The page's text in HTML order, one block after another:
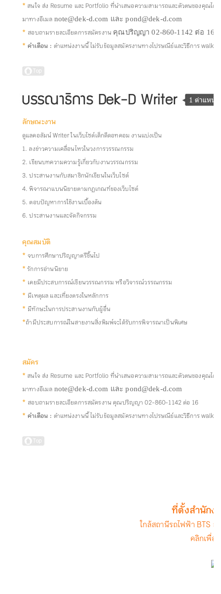
* สนใจ ส่ง Resume และ Portfolio ที่นำเสนอความสามารถและตัวตนของคุณได้
มาทางอีเมล note@dek-d.com และ pond@dek-d.com
* สอบถามรายละเอียดการสมัครงาน คุณปริญญา 02-860-1142 ต่อ 16
*คำเตือน : ตำแหน่งงานนี้ ไม่รับข้อมูลสมัครงานทางไปรษณีย์และวิธีการ walk-
ลักษณะงาน
ดูแลคอลัมน์ Writer ในเว็บไซต์เด็กดีดอทคอม งานแบ่งเป็น
1. ลงข่าวความเคลื่อนไหวในวงการวรรณกรรม
2. เขียนบทความความรู้เกี่ยวกับงานวรรณกรรม
3. ประสานงานกับสมาชิกนักเขียนในเว็บไซต์
4. พิจารณาแบนนิยายตามกฏเกณฑ์ของเว็บไซต์
5. ตอบปัญหาการใช้งานเบื้องต้น
6. ประสานงานและจัดกิจกรรม
คุณสมบัติ
*จบการศึกษาปริญญาตรีขึ้นไป
*รักการอ่านนิยาย
* เคยมีประสบการณ์เขียนวรรณกรรม หรือวิจารณ์วรรณกรรม
*มีเหตุผล และเที่ยงตรงในหลักการ
*มีทักษะในการประสานงานกับผู้อื่น
*ถ้ามีประสบการณ์ในสายงานสิ่งพิมพ์จะได้รับการพิจารณาเป็นพิเศษ
สมัคร
* สนใจ ส่ง Resume และ Portfolio ที่นำเสนอความสามารถและตัวตนของคุณได้
มาทางอีเมล note@dek-d.com และ pond@dek-d.com
* สอบถามรายละเอียดการสมัครงาน คุณปริญญา 02-860-1142 ต่อ 16
*คำเตือน : ตำแหน่งงานนี้ ไม่รับข้อมูลสมัครงานทางไปรษณีย์และวิธีการ walk-
ที่ตั้งสำนักง
ใกล้สถานีรถไฟฟ้า BTS
คลิกเพื่อ